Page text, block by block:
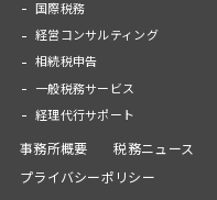
国際税務
経営コンサルティング
相続税申告
一般税務サービス
経理代行サポート
事務所概要 税務ニュース
プライバシーポリシー